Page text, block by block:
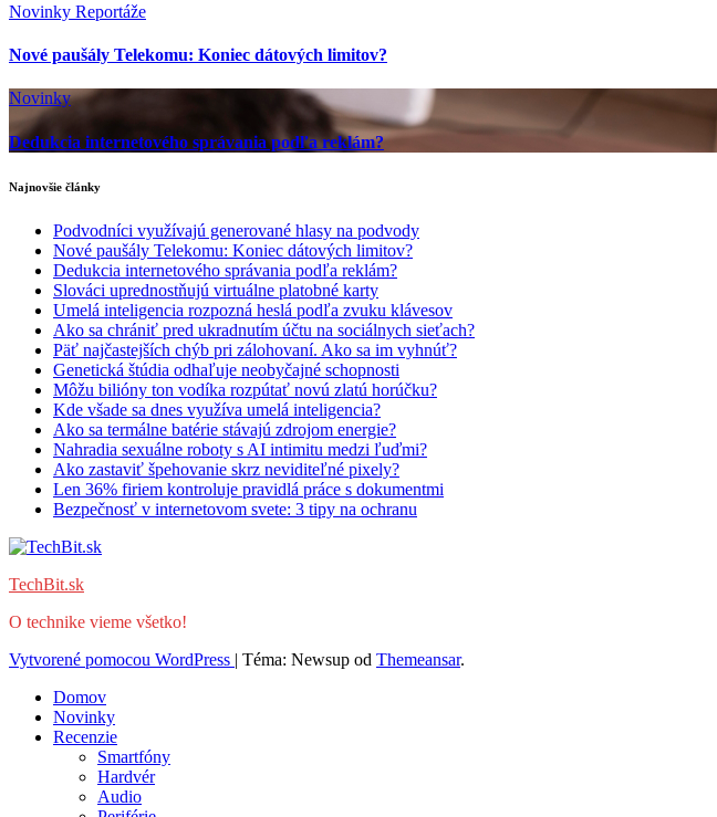
Novinky Reportáže
Nové paušály Telekomu: Koniec dátových limitov?
Novinky
Dedukcia internetového správania podľa reklám?
Najnovšie články
Podvodníci využívajú generované hlasy na podvody
Nové paušály Telekomu: Koniec dátových limitov?
Dedukcia internetového správania podľa reklám?
Slováci uprednostňujú virtuálne platobné karty
Umelá inteligencia rozpozná heslá podľa zvuku klávesov
Ako sa chrániť pred ukradnutím účtu na sociálnych sieťach?
Päť najčastejších chýb pri zálohovaní. Ako sa im vyhnúť?
Genetická štúdia odhaľuje neobyčajné schopnosti
Môžu bilióny ton vodíka rozpútať novú zlatú horúčku?
Kde všade sa dnes využíva umelá inteligencia?
Ako sa termálne batérie stávajú zdrojom energie?
Nahradia sexuálne roboty s AI intimitu medzi ľuďmi?
Ako zastaviť špehovanie skrz neviditeľné pixely?
Len 36% firiem kontroluje pravidlá práce s dokumentmi
Bezpečnosť v internetovom svete: 3 tipy na ochranu
TechBit.sk
O technike vieme všetko!
Vytvorené pomocou WordPress | Téma: Newsup od Themeansar.
Domov
Novinky
Recenzie
Smartfóny
Hardvér
Audio